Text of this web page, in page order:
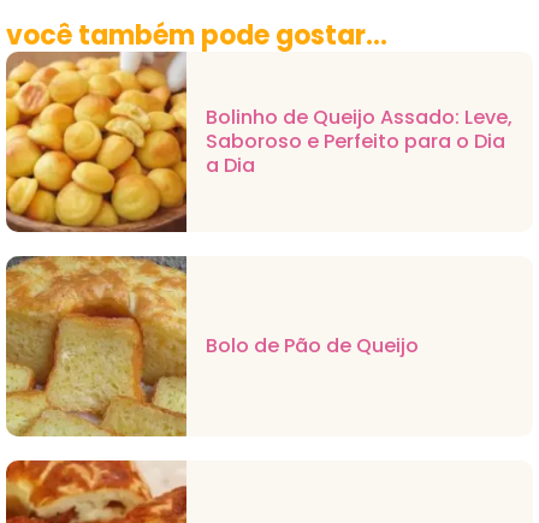
você também pode gostar...
Bolinho de Queijo Assado: Leve,
Saboroso e Perfeito para o Dia
a Dia
Bolo de Pão de Queijo